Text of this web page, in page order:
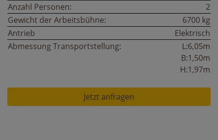
Anzahl Personen:
2
Gewicht der Arbeitsbühne:
6700 kg
Antrieb
Elektrisch
Abmessung Transportstellung:
L:6,05m
B:1,50m
H:1,97m
Jetzt anfragen